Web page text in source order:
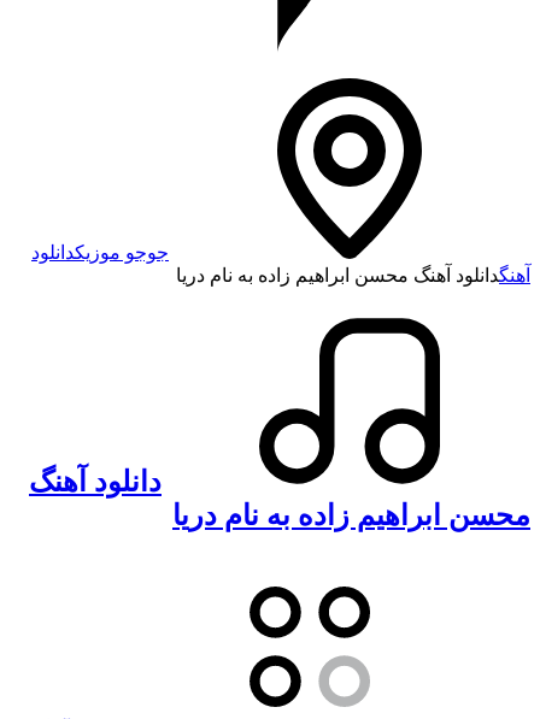
جوجو موزیکدانلود
آهنگدانلود آهنگ محسن ابراهیم زاده به نام دریا
دانلود آهنگ
محسن ابراهیم زاده به نام دریا